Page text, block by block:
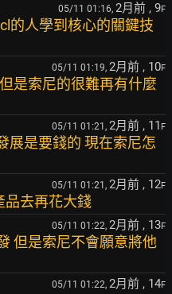
05/11 01:16, 2月前 , 9F
的人學到核心的關鍵技
05/11 01:19, 2月前 , 10F
是索尼的很難再有什麼
05/11 01:21, 2月前 , 11 F
展是要錢的 現在索尼怎
05/11 01:21, 2月前 , 12F
品去再花大錢
05/11 01:22, 2月前 , 13F
但是索尼不會願意將他
05/11 01:22, 2月前 , 14F